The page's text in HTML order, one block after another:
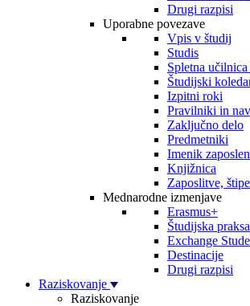
Drugi razpisi
Uporabne povezave
Vpis v študij
Studis
Spletna učilnica
Študijski
Izpitni roki
Pravilniki in
Zaključno delo
Predmetniki
Imenik
Knjižnica
Zaposlitve,
Mednarodne izmenjave
Erasmus+
Študijska praksa
Exchange
Destinacije
Drugi razpisi
Raziskovanje
Raziskovanje